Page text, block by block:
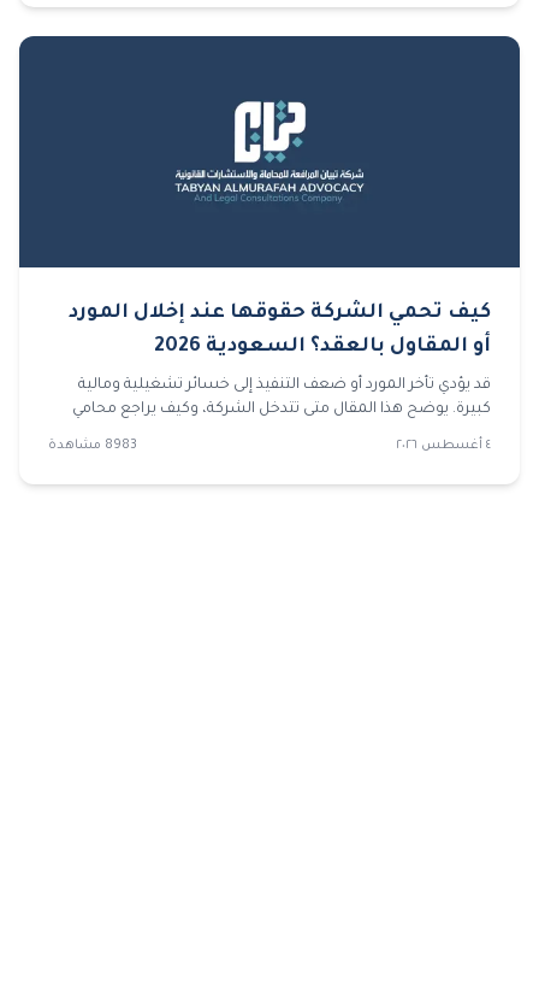
كيف تحمي الشركة حقوقها عند إخلال المورد
أو المقاول بالعقد؟ السعودية 2026
قد يؤدي تأخر المورد أو ضعف التنفيذ إلى خسائر تشغيلية ومالية
كبيرة. يوضح هذا المقال متى تتدخل الشركة، وكيف يراجع محامي
شركات العقد والمستندات، وما الخطوات التي تسبق رفع قضايا
٤ أغسطس ٢٠٢٦ 8983 مشاهدة